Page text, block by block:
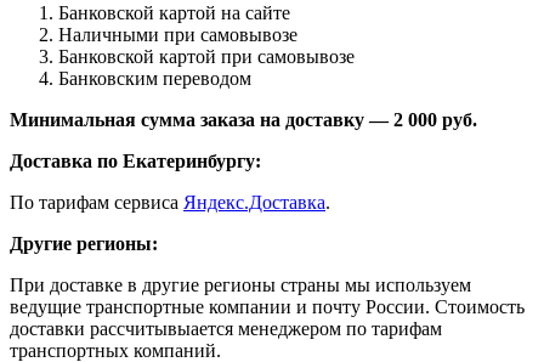
Банковской картой на сайте
Наличными при самовывозе
Банковской картой при самовывозе
Банковским переводом
Минимальная сумма заказа на доставку — 2 000 руб.
Доставка по Екатеринбургу:
По тарифам сервиса Яндекс.Доставка.
Другие регионы:
При доставке в другие регионы страны мы используем
ведущие транспортные компании и почту России. Стоимость
доставки рассчитывыается менеджером по тарифам
транспортных компаний.